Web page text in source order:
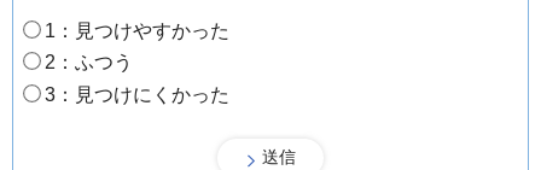
1：見つけやすかった
2：ふつう
3：見つけにくかった